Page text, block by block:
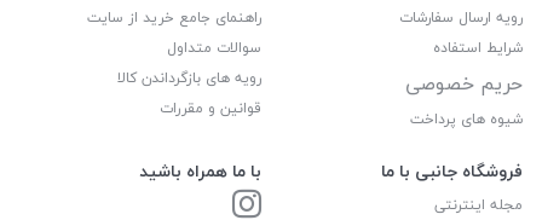
رویه ارسال سفارشات
شرایط استفاده
حریم خصوصی
شیوه های پرداخت
راهنمای جامع خرید از سایت
سوالات متداول
رویه های بازگرداندن کالا
قوانین و مقررات
فروشگاه جانبی با ما
مجله اینترنتی
با ما همراه باشید